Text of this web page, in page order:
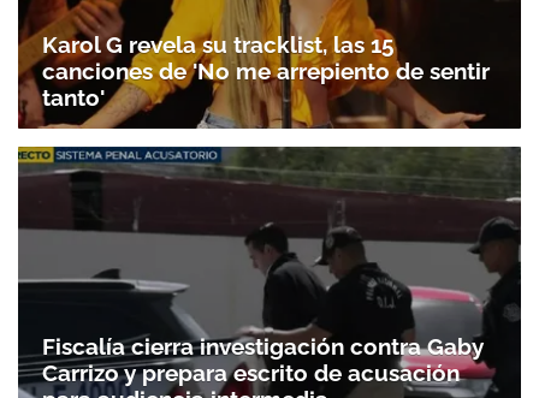
Karol G revela su tracklist, las 15
canciones de 'No me arrepiento de sentir
tanto'
Fiscalía cierra investigación contra Gaby
Carrizo y prepara escrito de acusación